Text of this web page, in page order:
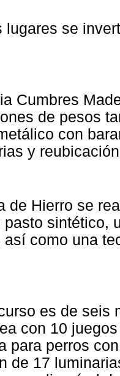
lugares se
Cumbres
de pesos
con
y
de Hierro se
sintético,
como una
es de seis
con 10
para perros
de 17